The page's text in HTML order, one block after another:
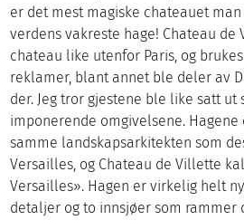
er det mest magiske chateauet
verdens vakreste hage! Chateau
chateau like utenfor Paris, og
reklamer, blant annet ble deler av
der. Jeg tror gjestene ble like satt ut
imponerende omgivelsene. Hagene
samme landskapsarkitekten som
Versailles, og Chateau de Villette
Versailles». Hagen er virkelig helt
detaljer og to innsjøer som rammer